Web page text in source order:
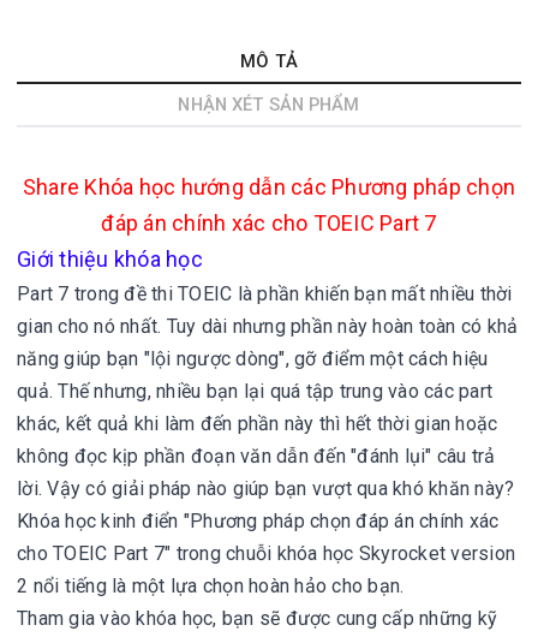
MÔ TẢ
NHẬN XÉT SẢN PHẨM
Share Khóa học hướng dẫn các Phương pháp chọn
đáp án chính xác cho TOEIC Part 7
Giới thiệu khóa học
Part 7 trong đề thi TOEIC là phần khiến bạn mất nhiều thời
gian cho nó nhất. Tuy dài nhưng phần này hoàn toàn có khả
năng giúp bạn "lội ngược dòng", gỡ điểm một cách hiệu
quả. Thế nhưng, nhiều bạn lại quá tập trung vào các part
khác, kết quả khi làm đến phần này thì hết thời gian hoặc
không đọc kịp phần đoạn văn dẫn đến "đánh lụi" câu trả
lời. Vậy có giải pháp nào giúp bạn vượt qua khó khăn này?
Khóa học kinh điển "Phương pháp chọn đáp án chính xác
cho TOEIC Part 7" trong chuỗi khóa học Skyrocket version
2 nổi tiếng là một lựa chọn hoàn hảo cho bạn.
Tham gia vào khóa học, bạn sẽ được cung cấp những kỹ